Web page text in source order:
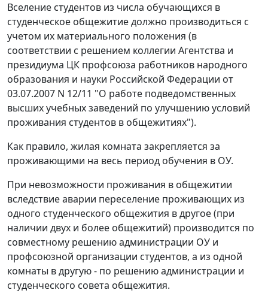
Вселение студентов из числа обучающихся в
студенческое общежитие должно производиться с
учетом их материального положения (в
соответствии с решением коллегии Агентства и
президиума ЦК профсоюза работников народного
образования и науки Российской Федерации от
03.07.2007 N 12/11 "О работе подведомственных
высших учебных заведений по улучшению условий
проживания студентов в общежитиях").
Как правило, жилая комната закрепляется за
проживающими на весь период обучения в ОУ.
При невозможности проживания в общежитии
вследствие аварии переселение проживающих из
одного студенческого общежития в другое (при
наличии двух и более общежитий) производится по
совместному решению администрации ОУ и
профсоюзной организации студентов, а из одной
комнаты в другую - по решению администрации и
студенческого совета общежития.